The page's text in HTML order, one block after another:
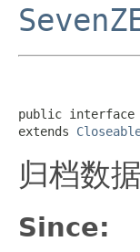
public interface
extends
归档数
Since: